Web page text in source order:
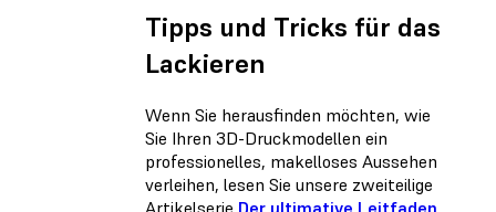
Tipps und Tricks für das
Lackieren
Wenn Sie herausfinden möchten, wie
Sie Ihren 3D-Druckmodellen ein
professionelles, makelloses Aussehen
verleihen, lesen Sie unsere zweiteilige
Artikelserie Der ultimative Leitfaden